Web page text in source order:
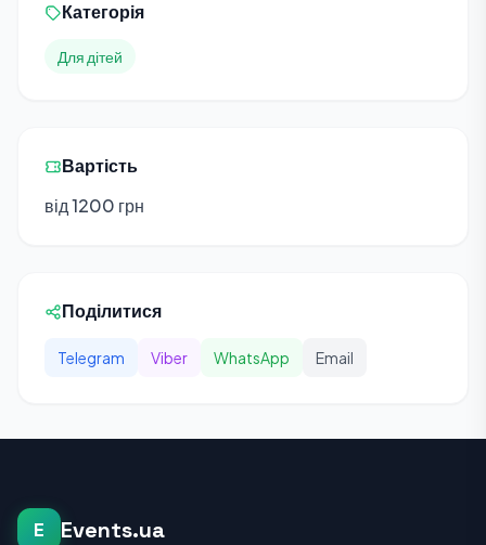
Категорія
Для дітей
Вартість
від 1200 грн
Поділитися
Telegram Viber WhatsApp Email
E Events.ua